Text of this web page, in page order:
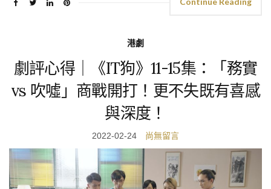
港劇
劇評心得｜《IT狗》11-15集：「務實
vs 吹噓」商戰開打！更不失既有喜感
與深度！
2022-02-24 尚無留言